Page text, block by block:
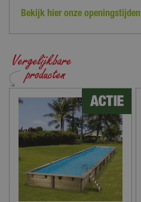
Bekijk hier onze openingstijden